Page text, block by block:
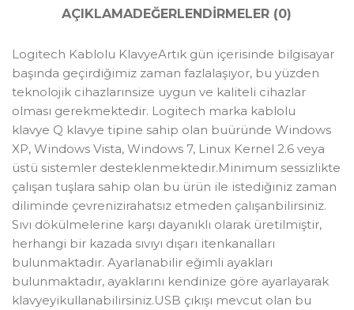
AÇIKLAMADEĞERLENDIRMELER (0)
Logitech Kablolu KlavyeArtık gün içerisinde bilgisayar
başında geçirdiğimiz zaman fazlalaşıyor, bu yüzden
teknolojik cihazlarınsize uygun ve kaliteli cihazlar
olması gerekmektedir. Logitech marka kablolu
klavye Q klavye tipine sahip olan buüründe Windows
XP, Windows Vista, Windows 7, Linux Kernel 2.6 veya
üstü sistemler desteklenmektedir.Minimum sessizlikte
çalışan tuşlara sahip olan bu ürün ile istediğiniz zaman
diliminde çevrenizirahatsız etmeden çalışanbilirsiniz.
Sıvı dökülmelerine karşı dayanıklı olarak üretilmiştir,
herhangi bir kazada sıvıyı dışarı itenkanalları
bulunmaktadır. Ayarlanabilir eğimli ayakları
bulunmaktadır, ayaklarını kendinize göre ayarlayarak
klavyeyikullanabilirsiniz.USB çıkışı mevcut olan bu